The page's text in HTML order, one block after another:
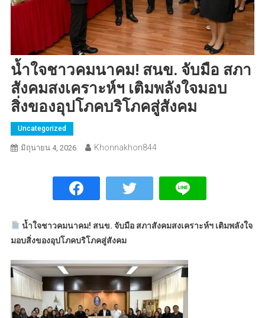
น้ำใจชาวคมนาคม! สนข. จับมือ สภา
สังคมสงเคราะห์ฯ เติมพลังใจมอบ
สิ่งของอุปโภคบริโภคสู่สังคม
Uncategorized
มิถุนายน 4, 2026 Khonnakhon844
น้ำใจชาวคมนาคม! สนข. จับมือ สภาสังคมสงเคราะห์ฯ เติมพลังใจ
มอบสิ่งของอุปโภคบริโภคสู่สังคม